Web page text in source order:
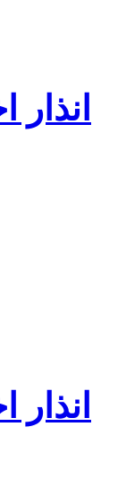
انذار اخير 20
انذار اخير 13